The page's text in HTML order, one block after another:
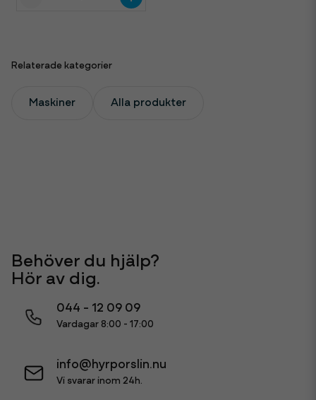
Relaterade kategorier
Maskiner Alla produkter
Behöver du hjälp?
Hör av dig.
044 - 12 09 09
Vardagar 8:00 - 17:00
info@hyrporslin.nu
Vi svarar inom 24h.